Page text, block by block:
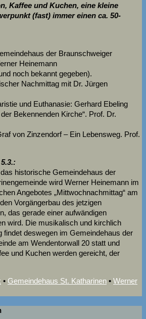
Kaffee und Kuchen, eine kleine
(fast) immer einen ca. 50-
der Braunschweiger
Heinemann
noch bekannt gegeben).
Nachmittag mit Dr. Jürgen
und Euthanasie: Gerhard Ebeling
Bekennenden Kirche“. Prof. Dr.
von Zinzendorf – Ein Lebensweg. Prof.
historische Gemeindehaus der
wird Werner Heinemann im
Angebotes „Mittwochnachmittag“ am
Vorgängerbau des jetzigen
das gerade einer aufwändigen
wird. Die musikalisch und kirchlich
findet deswegen im Gemeindehaus der
am Wendentorwall 20 statt und
und Kuchen werden gereicht, der
• Gemeindehaus St. Katharinen • Werner